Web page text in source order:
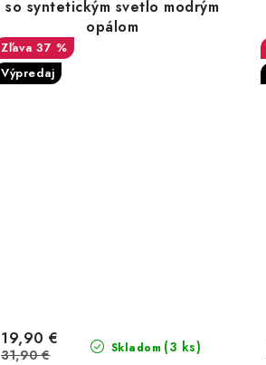
so syntetickým svetlo modrým
opálom
37 %
Výpredaj
Skladom (3 ks)
19,90 €
31,90 €